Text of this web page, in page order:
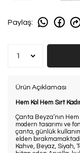
Paylaş:
Ürün Açıklaması
Hem Kol Hem Sırt
Çanta Beyza’nın Hem
modern tasarımı ve
çanta, günlük
elden
Kahve, Beyaz, Siyah,